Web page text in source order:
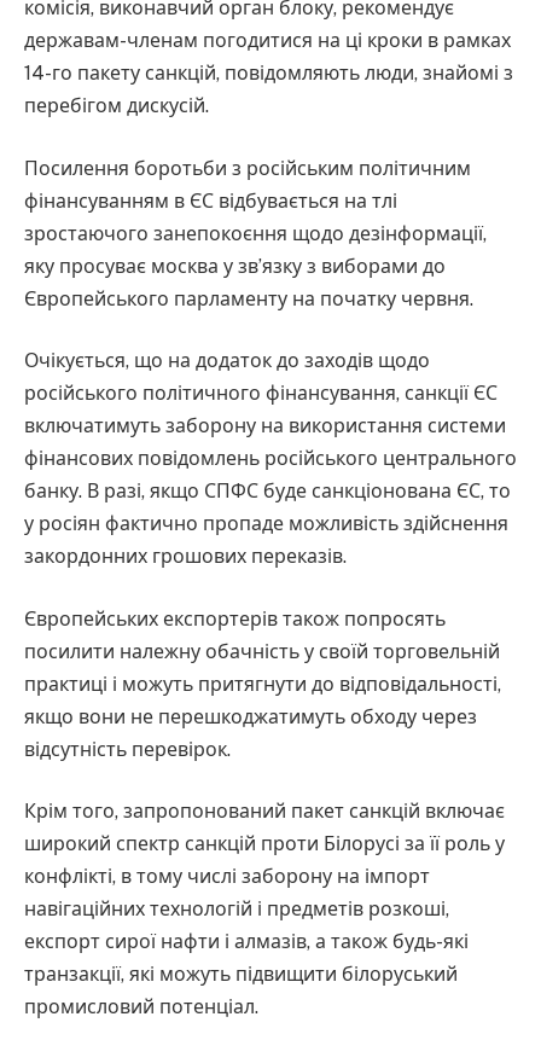
комісія, виконавчий орган блоку, рекомендує
державам-членам погодитися на ці кроки в рамках
14-го пакету санкцій, повідомляють люди, знайомі з
перебігом дискусій.
Посилення боротьби з російським політичним
фінансуванням в ЄС відбувається на тлі
зростаючого занепокоєння щодо дезінформації,
яку просуває москва у зв’язку з виборами до
Європейського парламенту на початку червня.
Очікується, що на додаток до заходів щодо
російського політичного фінансування, санкції ЄС
включатимуть заборону на використання системи
фінансових повідомлень російського центрального
банку. В разі, якщо СПФС буде санкціонована ЄС, то
у росіян фактично пропаде можливість здійснення
закордонних грошових переказів.
Європейських експортерів також попросять
посилити належну обачність у своїй торговельній
практиці і можуть притягнути до відповідальності,
якщо вони не перешкоджатимуть обходу через
відсутність перевірок.
Крім того, запропонований пакет санкцій включає
широкий спектр санкцій проти Білорусі за її роль у
конфлікті, в тому числі заборону на імпорт
навігаційних технологій і предметів розкоші,
експорт сирої нафти і алмазів, а також будь-які
транзакції, які можуть підвищити білоруський
промисловий потенціал.